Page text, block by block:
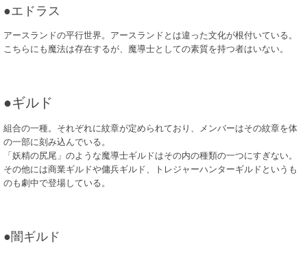
●エドラス
アースランドの平行世界。アースランドとは違った文化が根付いている。
こちらにも魔法は存在するが、魔導士としての素質を持つ者はいない。
●ギルド
組合の一種。それぞれに紋章が定められており、メンバーはその紋章を体
の一部に刻み込んでいる。
「妖精の尻尾」のような魔導士ギルドはその内の種類の一つにすぎない。
その他には商業ギルドや傭兵ギルド、トレジャーハンターギルドというも
のも劇中で登場している。
●闇ギルド